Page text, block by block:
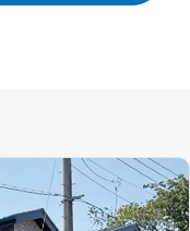
を委託する場合があり
、ご面倒でも当サイト
報は、適切な管理のも
壊、改竄、漏洩等から
もこれを徹底するよう